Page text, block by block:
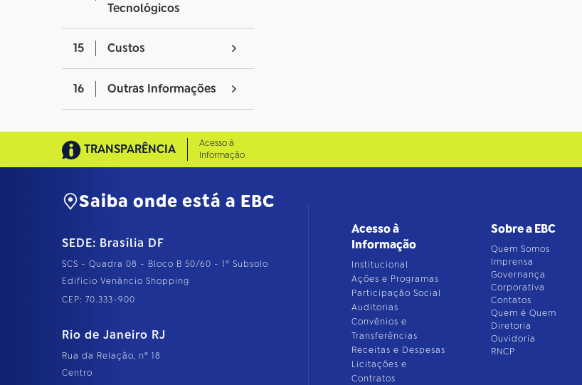
Tecnológicos
15 Custos
16 Outras Informações
TRANSPARÊNCIA
Acesso à
Informação
Saiba onde está a EBC
SEDE: Brasília DF
SCS - Quadra 08 - Bloco B 50/60 - 1º Subsolo
Edifício Venâncio Shopping
CEP: 70.333-900
Rio de Janeiro RJ
Rua da Relação, nº 18
Centro
Acesso à
Informação
Institucional
Ações e Programas
Participação Social
Auditorias
Convênios e
Transferências
Receitas e Despesas
Licitações e
Contratos
Sobre a EBC
Quem Somos
Imprensa
Governança
Corporativa
Contatos
Quem é Quem
Diretoria
Ouvidoria
RNCP